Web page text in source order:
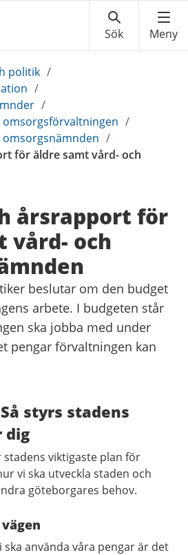
politik /
/
/
/
/
för äldre samt vård- och
årsrapport för
vård- och
beslutar om den budget
arbete. I budgeten står
ska jobba med under
pengar förvaltningen kan
styrs stadens
dig
viktigaste plan för
vi ska utveckla staden och
göteborgares behov.
använda våra pengar är det